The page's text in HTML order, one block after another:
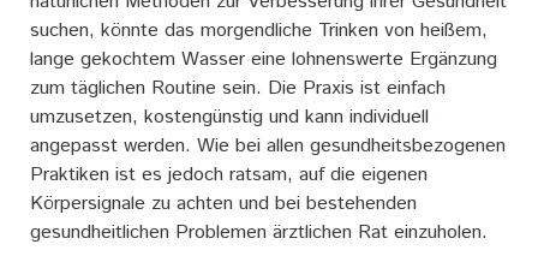
suchen, könnte das morgendliche Trinken von heißem,
lange gekochtem Wasser eine lohnenswerte Ergänzung
zum täglichen Routine sein. Die Praxis ist einfach
umzusetzen, kostengünstig und kann individuell
angepasst werden. Wie bei allen gesundheitsbezogenen
Praktiken ist es jedoch ratsam, auf die eigenen
Körpersignale zu achten und bei bestehenden
gesundheitlichen Problemen ärztlichen Rat einzuholen.